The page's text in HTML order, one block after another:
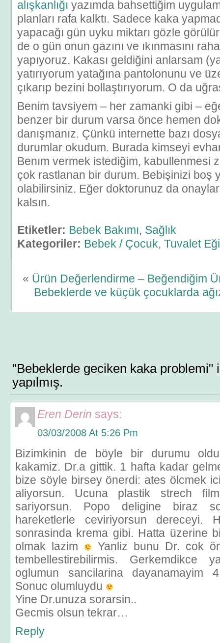
alışkanlığı yazımda bahsettiğim
planları rafa kalktı. Sadece kaka
yapacağı gün uyku miktarı gözle
de o gün onun gazını ve ıkınmasını
yapıyoruz. Kakası geldiğini anlarsam
yatırıyorum yatağına pantolonunu ve
çıkarıp bezini bollaştırıyorum. O da
Benim tavsiyem – her zamanki gibi –
benzer bir durum varsa önce hemen
danışmanız. Çünkü internette bazı
durumlar okudum. Burada kimseyi
Benım vermek istediğim, kabullenmesi
çok rastlanan bir durum. Bebişinizi boş
olabilirsiniz. Eğer doktorunuz da
kalsın.
Etiketler: Bebek Bakımı, Sağlık
Kategoriler: Bebek / Çocuk, Tuvalet
« Ürün Değerlendirme – Beğendiğim
Bebeklerde ve küçük çocuklarda
"Bebeklerde geciken kaka problemi"
yapılmış.
Eren Derin says:
03/03/2008 At 5:26 Pm
Bizimkinin de böyle bir durumu
kakamiz. Dr.a gittik. 1 hafta kadar
bize söyle birsey önerdi: ates ölcmek
aliyorsun. Ucuna plastik strech
sariyorsun. Popo deligine biraz
hareketlerle ceviriyorsun dereceyi.
sonrasinda krema gibi. Hatta üzerine
olmak lazim
Yanliz bunu Dr. cok
tembellestirebilirmis. Gerkemdikce
oglumun sancilarina dayanamayim
Sonuc olumluydu
Yine Dr.unuza sorarsin..
Gecmis olsun tekrar…
Reply